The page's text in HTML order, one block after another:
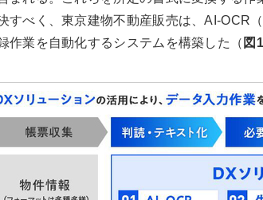
すべく、東京建物不動産販売は、AI-OCR
作業を自動化するシステムを構築した（ 図1